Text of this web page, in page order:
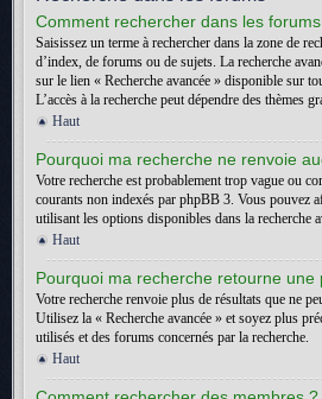
Comment rechercher dans les
Saisissez un terme à rechercher dans la zone de
d’index, de forums ou de sujets. La recherche
sur le lien « Recherche avancée » disponible sur
L’accès à la recherche peut dépendre des thèmes
Haut
Pourquoi ma recherche ne renvoie
Votre recherche est probablement trop vague ou
courants non indexés par phpBB 3. Vous pouvez
utilisant les options disponibles dans la recherche
Haut
Pourquoi ma recherche retourne une
Votre recherche renvoie plus de résultats que ne
Utilisez la « Recherche avancée » et soyez plus
utilisés et des forums concernés par la recherche.
Haut